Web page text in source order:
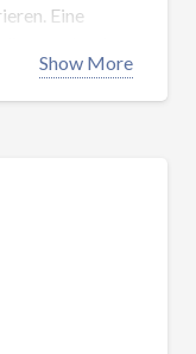
Eine
Show More